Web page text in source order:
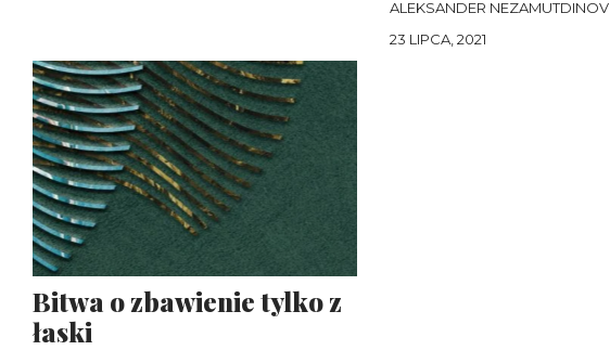
ALEKSANDER NEZAMUTDINOV
23 LIPCA, 2021
Bitwa o zbawienie tylko z
łaski